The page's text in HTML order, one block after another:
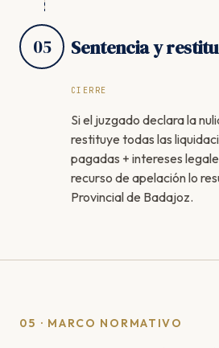
05 Sentencia y
CIERRE
Si el juzgado declara la
restituye todas las
pagadas + intereses
recurso de apelación lo
Provincial de Badajoz.
05 · MARCO NORMATIVO